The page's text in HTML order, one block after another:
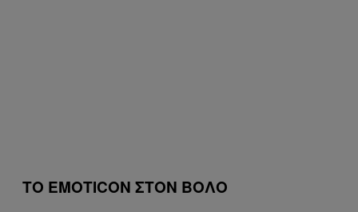
ΤΟ EMOTICON ΣΤΟΝ ΒΟΛΟ